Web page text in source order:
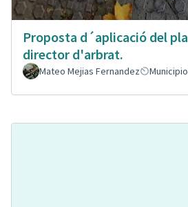
Proposta d´aplicació del pla
director d'arbrat.
Mateo Mejias Fernandez Municipio